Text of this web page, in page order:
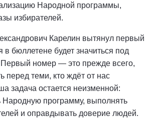
Народной программы,
избирателей.
Карелин вытянул первый
в бюллетене будет значиться под
номер — это прежде всего,
перед теми, кто ждёт от нас
задача остается неизменной:
Народную программу, выполнять
и оправдывать доверие людей.